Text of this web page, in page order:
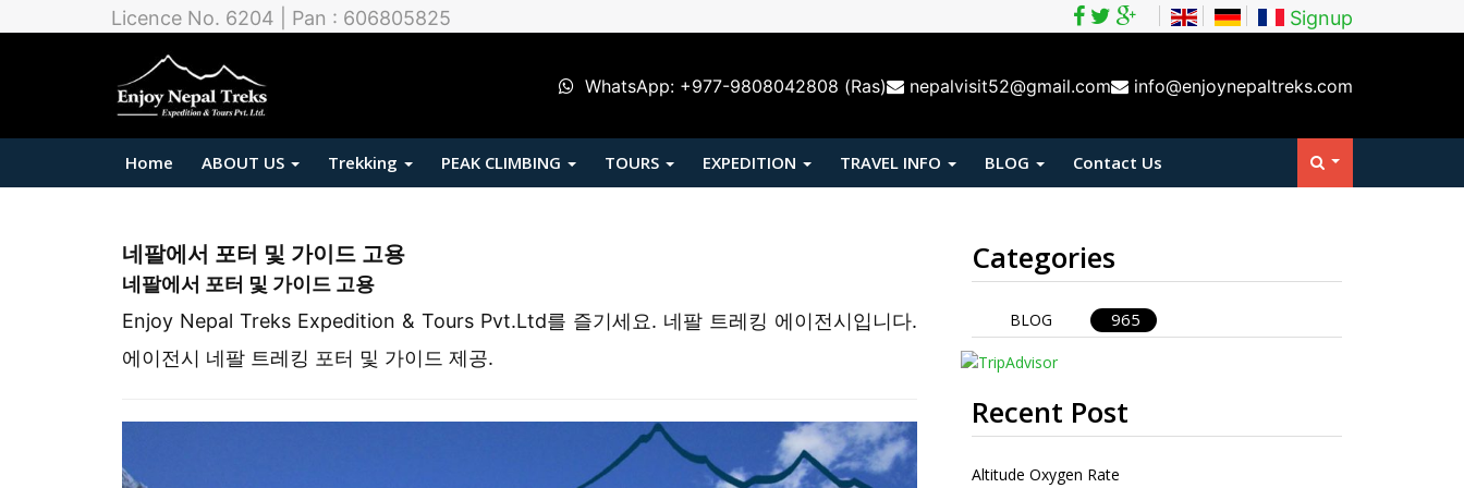
Licence No. 6204 | Pan : 606805825 Signup
WhatsApp: +977-9808042808 (Ras) nepalvisit52@gmail.com info@enjoynepaltreks.com
Home ABOUT US Trekking PEAK CLIMBING TOURS EXPEDITION TRAVEL INFO BLOG Contact Us
네팔에서 포터 및 가이드 고용
네팔에서 포터 및 가이드 고용
Enjoy Nepal Treks Expedition & Tours Pvt.Ltd를 즐기세요. 네팔 트레킹 에이전시입니다.
에이전시 네팔 트레킹 포터 및 가이드 제공.
Categories
BLOG 965
Recent Post
Altitude Oxygen Rate